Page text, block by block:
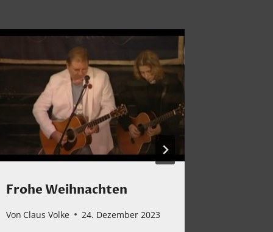
Frohe Weihnachten
Von Claus Volke 24. Dezember 2023